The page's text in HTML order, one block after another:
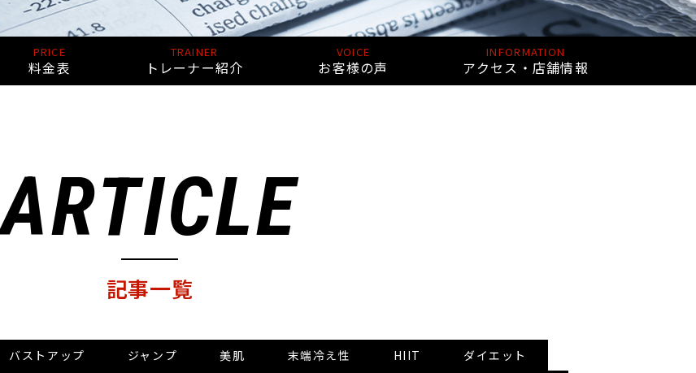
PRICE
料金表
TRAINER
トレーナー紹介
VOICE
お客様の声
INFORMATION
アクセス・店舗情報
ARTICLE
記事一覧
バストアップ ジャンプ 美肌 末端冷え性 HIIT
ダイエット